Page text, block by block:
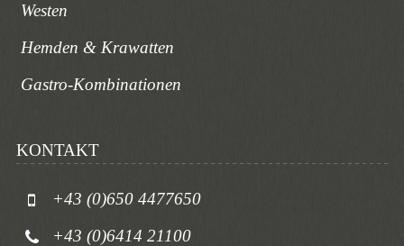
Westen
Hemden & Krawatten
Gastro-Kombinationen
KONTAKT
+43 (0)650 4477650
+43 (0)6414 21100